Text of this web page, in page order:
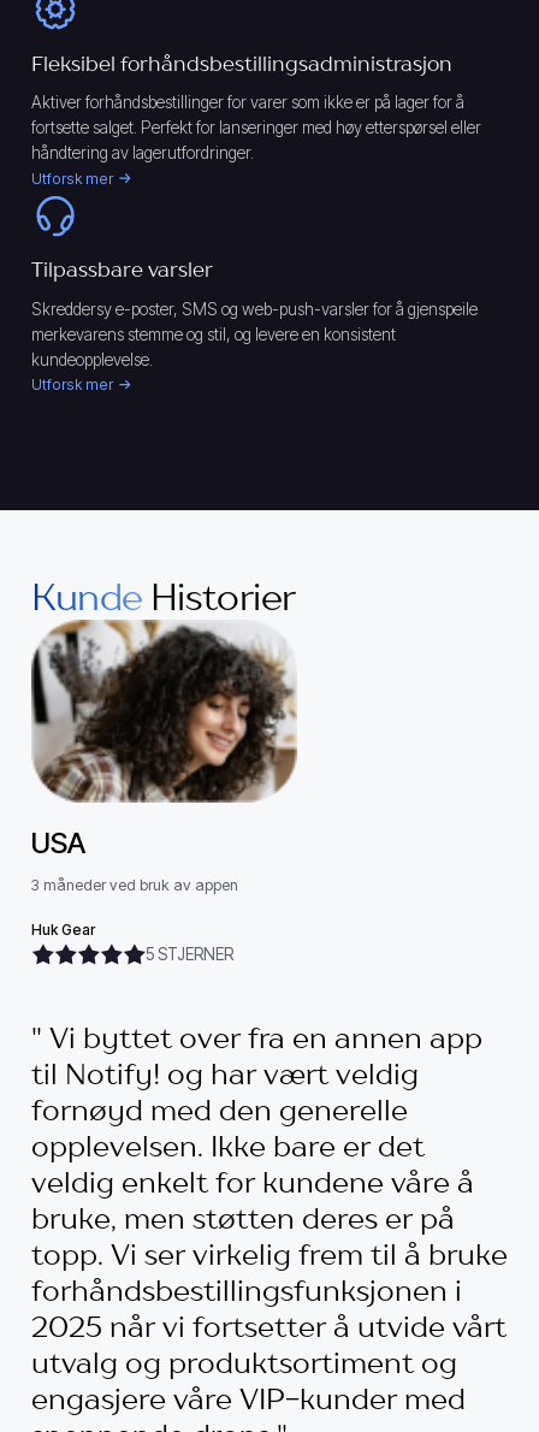
Fleksibel forhåndsbestillingsadministrasjon
Aktiver forhåndsbestillinger for varer som ikke er på lager for å
fortsette salget. Perfekt for lanseringer med høy etterspørsel eller
håndtering av lagerutfordringer.
Utforsk mer
Tilpassbare varsler
Skreddersy e-poster, SMS og web-push-varsler for å gjenspeile
merkevarens stemme og stil, og levere en konsistent
kundeopplevelse.
Utforsk mer
Kunde Historier
USA
3 måneder ved bruk av appen
Huk Gear
5 STJERNER
" Vi byttet over fra en annen app
til Notify! og har vært veldig
fornøyd med den generelle
opplevelsen. Ikke bare er det
veldig enkelt for kundene våre å
bruke, men støtten deres er på
topp. Vi ser virkelig frem til å bruke
forhåndsbestillingsfunksjonen i
2025 når vi fortsetter å utvide vårt
utvalg og produktsortiment og
engasjere våre VIP-kunder med